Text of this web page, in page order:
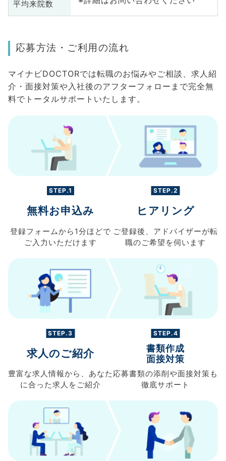
平均来院数
応募方法・ご利用の流れ
マイナビDOCTORでは転職のお悩みやご相談、求人紹
介・面接対策や入社後のアフターフォローまで完全無
料でトータルサポートいたします。
STEP.1
無料お申込み
登録フォームから 1分ほどで
ご入力 いただけます
STEP.2
ヒアリング
ご登録後、 アドバイザーが転
職のご希望を伺います
STEP.3
求人のご紹介
豊富な求人情報から、 あなた
に合った求人を ご紹介
STEP.4
書類作成
面接対策
応募書類の添削や面接対策も
徹底サポート